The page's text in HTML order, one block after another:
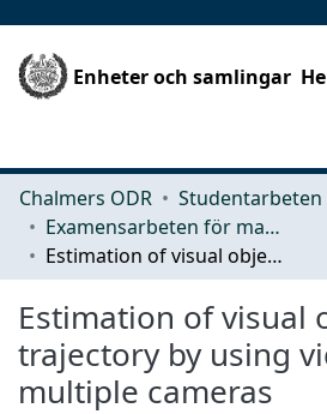
Enheter och samlingar
Chalmers ODR Studentarbeten
Examensarbeten för masterexamen
Estimation of visual object trajectory by using video from multiple cameras
Estimation of visual
trajectory by using
multiple cameras